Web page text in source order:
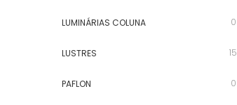
LUMINÁRIAS COLUNA 0
LUSTRES 15
PAFLON 0